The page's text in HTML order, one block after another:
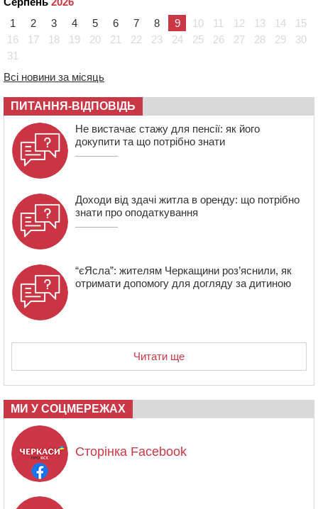
ОВА виділити кошти на дороговартісні ліки
17:15
На Уманщині судитимуть колишню очільницю відділу
16:40 У Черкасах провели в останню путь двох
загиблих воїнів
16:07 До 1 вересня у Черкасах оновлюють дорожню
розмітку біля навчальних закладів (ФОТОФАКТ)
15:39 На честь загиблого захисника і чемпіона світу в
Черкасах відкрили спортивно-реабілітаційний центр
1
2 3 4 5 6 7 8 9 10 11 12 13 14
15
16
17 18 19 20 21 22 23 24 25 26 27 28 29
30
31
Всі новини за місяць
ПИТАННЯ-ВІДПОВІДЬ
Не вистачає стажу для пенсії: як його
докупити та що потрібно знати
Доходи від здачі житла в оренду: що потрібно
знати про оподаткування
“єЯсла”: жителям Черкащини роз’яснили, як
отримати допомогу для догляду за дитиною
Читати ще
МИ У СОЦМЕРЕЖАХ
Сторінка Facebook